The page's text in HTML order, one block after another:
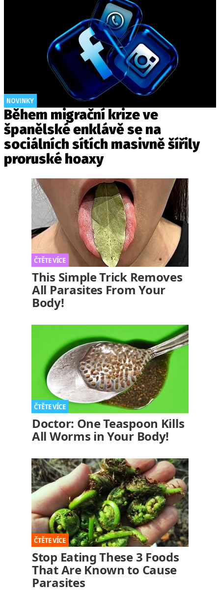
NOVINKY
Během migrační krize ve
španělské enklávě se na
sociálních sítích masivně šířily
proruské hoaxy
This Simple Trick Removes
All Parasites From Your
Body!
Doctor: One Teaspoon Kills
All Worms in Your Body!
Stop Eating These 3 Foods
That Are Known to Cause
Parasites